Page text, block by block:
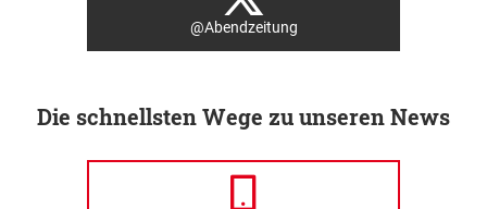
@Abendzeitung
Die schnellsten Wege zu unseren News